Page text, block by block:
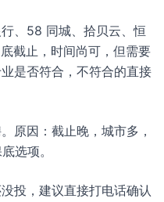
、58 同城、拾贝云、恒
截止，时间尚可，但需要
是否符合，不符合的直接
原因：截止晚，城市多，
选项。
投，建议直接打电话确认